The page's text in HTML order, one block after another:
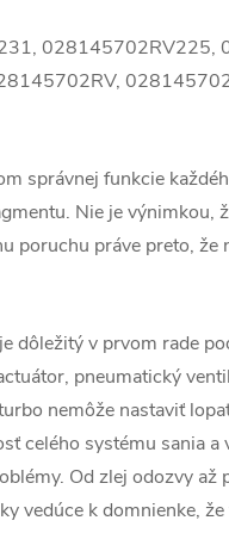
028145702RV225,
správnej funkcie
Nie je výnimkou,
poruchu práve preto, že
dôležitý v prvom rade
pneumatický
nemôže nastaviť
celého systému sania
Od zlej odozvy až
vedúce k domnienke,